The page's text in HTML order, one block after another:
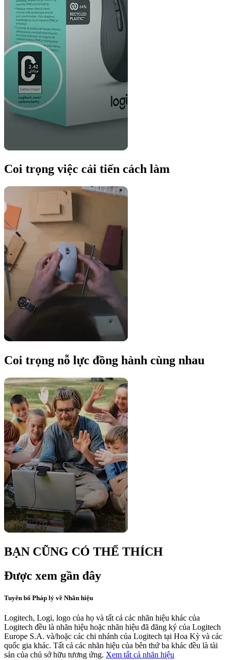
Coi trọng việc cải tiến cách làm
Coi trọng nỗ lực đồng hành cùng nhau
BẠN CŨNG CÓ THỂ THÍCH
Được xem gần đây
Tuyên bố Pháp lý về Nhãn hiệu
Logitech, Logi, logo của họ và tất cả các nhãn hiệu khác của
Logitech đều là nhãn hiệu hoặc nhãn hiệu đã đăng ký của Logitech
Europe S.A. và/hoặc các chi nhánh của Logitech tại Hoa Kỳ và các
quốc gia khác. Tất cả các nhãn hiệu của bên thứ ba khác đều là tài
sản của chủ sở hữu tương ứng. Xem tất cả nhãn hiệu